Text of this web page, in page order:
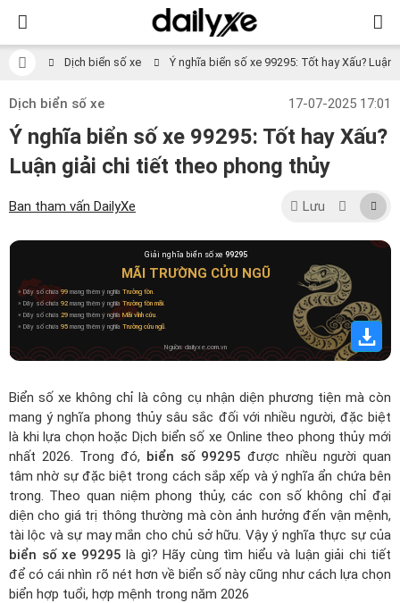
Dịch biển số xe Ý nghĩa biển số xe 99295: Tốt hay Xấu?
Dịch biển số xe 17-07-2025 17:01
Ý nghĩa biển số xe 99295: Tốt hay Xấu?
Luận giải chi tiết theo phong thủy
Ban tham vấn DailyXe Lưu
Giải nghĩa biển số xe 99295
MÃI TRƯỜNG CỬU NGŨ
» Dãy số chứa99 mang thêm ý nghĩa Trường tồn.
» Dãy số chứa 92 mang thêm ý nghĩaTrường tồn mãi.
» Dãy số chứa 29 mang thêm ý nghĩaMãi vĩnh cửu.
» Dãy số chứa 95 mang thêm ý nghĩa Trường cửu ngũ.
Nguồn: dailyxe.com.vn
Biển số xe không chỉ là công cụ nhận diện phương tiện mà còn
mang ý nghĩa phong thủy sâu sắc đối với nhiều người, đặc biệt
là khi lựa chọn hoặcDịch biển số xe Online theo phong thủy mới
nhất 2026. Trong đó, biển số 99295 được nhiều người quan
tâm nhờ sự đặc biệt trong cách sắp xếp và ý nghĩa ẩn chứa bên
trong. Theo quan niệm phong thủy, các con số không chỉ đại
diện cho giá trị thông thường mà còn ảnh hưởng đến vận mệnh,
tài lộc và sự may mắn cho chủ sở hữu. Vậy ý nghĩa thực sự của
biển số xe 99295 là gì? Hãy cùng tìm hiểu và luận giải chi tiết
để có cái nhìn rõ nét hơn về biển số này cũng như cách lựa chọn
biển hợp tuổi, hợp mệnh trong năm 2026